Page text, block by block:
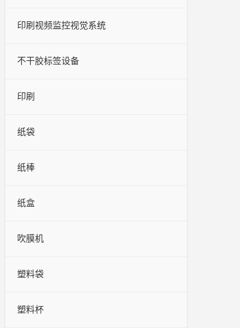
印刷视频监控视觉系统
不干胶标签设备
印刷
纸袋
纸棒
纸盒
吹膜机
塑料袋
塑料杯